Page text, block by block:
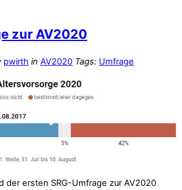
zur AV2020
pwirth in AV2020 Tags: Umfrage
der ersten SRG-Umfrage zur AV2020